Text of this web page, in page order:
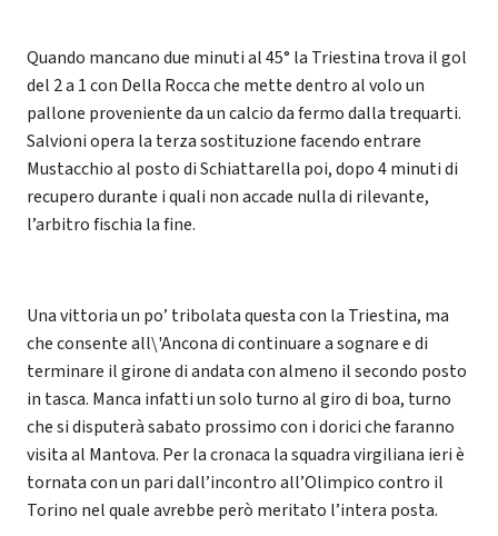
Quando mancano due minuti al 45° la Triestina trova il gol
del 2 a 1 con Della Rocca che mette dentro al volo un
pallone proveniente da un calcio da fermo dalla trequarti.
Salvioni opera la terza sostituzione facendo entrare
Mustacchio al posto di Schiattarella poi, dopo 4 minuti di
recupero durante i quali non accade nulla di rilevante,
l’arbitro fischia la fine.
Una vittoria un po’ tribolata questa con la Triestina, ma
che consente all\'Ancona di continuare a sognare e di
terminare il girone di andata con almeno il secondo posto
in tasca. Manca infatti un solo turno al giro di boa, turno
che si disputerà sabato prossimo con i dorici che faranno
visita al Mantova. Per la cronaca la squadra virgiliana ieri è
tornata con un pari dall’incontro all’Olimpico contro il
Torino nel quale avrebbe però meritato l’intera posta.